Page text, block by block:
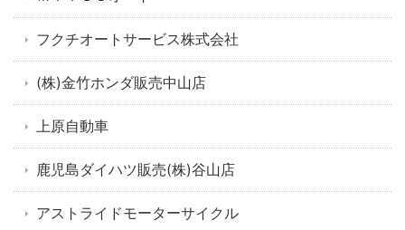
フクチオートサービス株式会社
(株)金竹ホンダ販売中山店
上原自動車
鹿児島ダイハツ販売(株)谷山店
アストライドモーターサイクル